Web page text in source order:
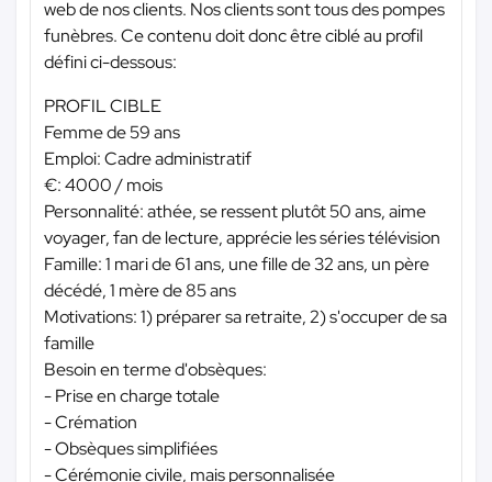
web de nos clients. Nos clients sont tous des pompes
funèbres. Ce contenu doit donc être ciblé au profil
défini ci-dessous:
PROFIL CIBLE
Femme de 59 ans
Emploi: Cadre administratif
€: 4000 / mois
Personnalité: athée, se ressent plutôt 50 ans, aime
voyager, fan de lecture, apprécie les séries télévision
Famille: 1 mari de 61 ans, une fille de 32 ans, un père
décédé, 1 mère de 85 ans
Motivations: 1) préparer sa retraite, 2) s'occuper de sa
famille
Besoin en terme d'obsèques:
- Prise en charge totale
- Crémation
- Obsèques simplifiées
- Cérémonie civile, mais personnalisée